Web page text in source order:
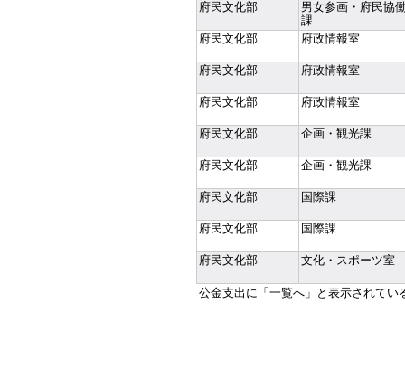
府民文化部
男女参画・府民協
課
府民文化部
府政情報室
府民文化部 府政情報室
府民文化部 府政情報室
府民文化部 企画・観光課
府民文化部 企画・観光課
府民文化部 国際課
府民文化部 国際課
府民文化部 文化・スポーツ室
公金支出に「一覧へ」と表示されて